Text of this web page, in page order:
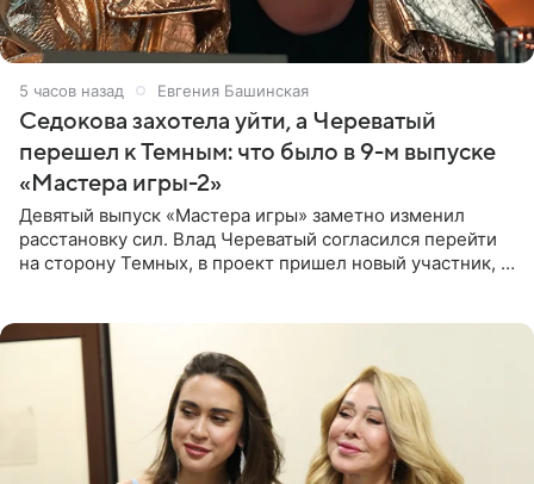
5 часов назад Евгения Башинская
Седокова захотела уйти, а Череватый
перешел к Темным: что было в 9-м выпуске
«Мастера игры-2»
Девятый выпуск «Мастера игры» заметно изменил
расстановку сил. Влад Череватый согласился перейти
на сторону Темных, в проект пришел новый участник, а